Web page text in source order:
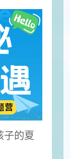
子的夏